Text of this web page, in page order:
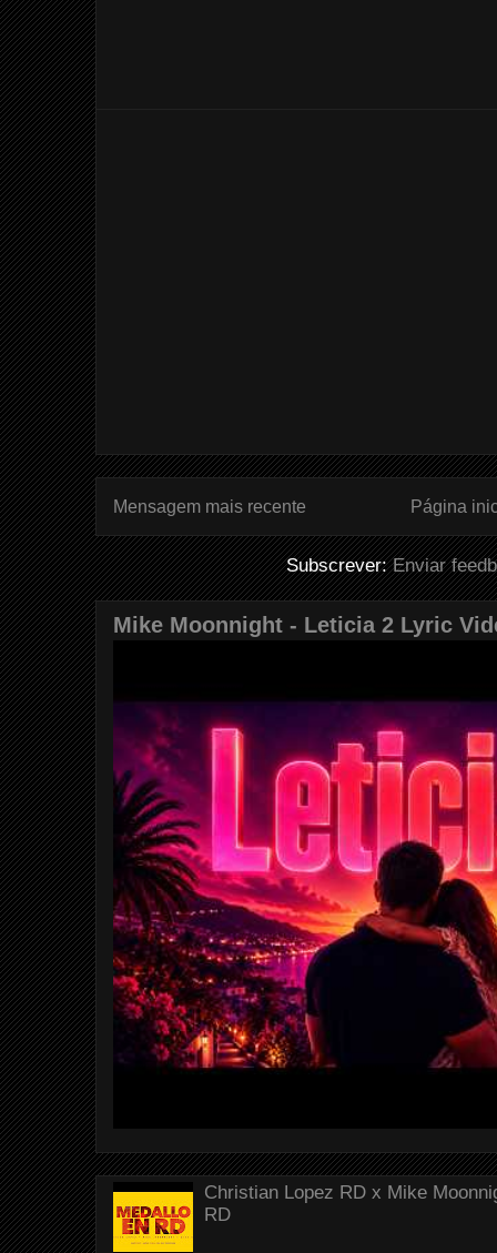
Mensagem mais recente Página
Subscrever:Enviar
Mike Moonnight - Leticia 2 Lyric
Christian Lopez RD x Mike
RD